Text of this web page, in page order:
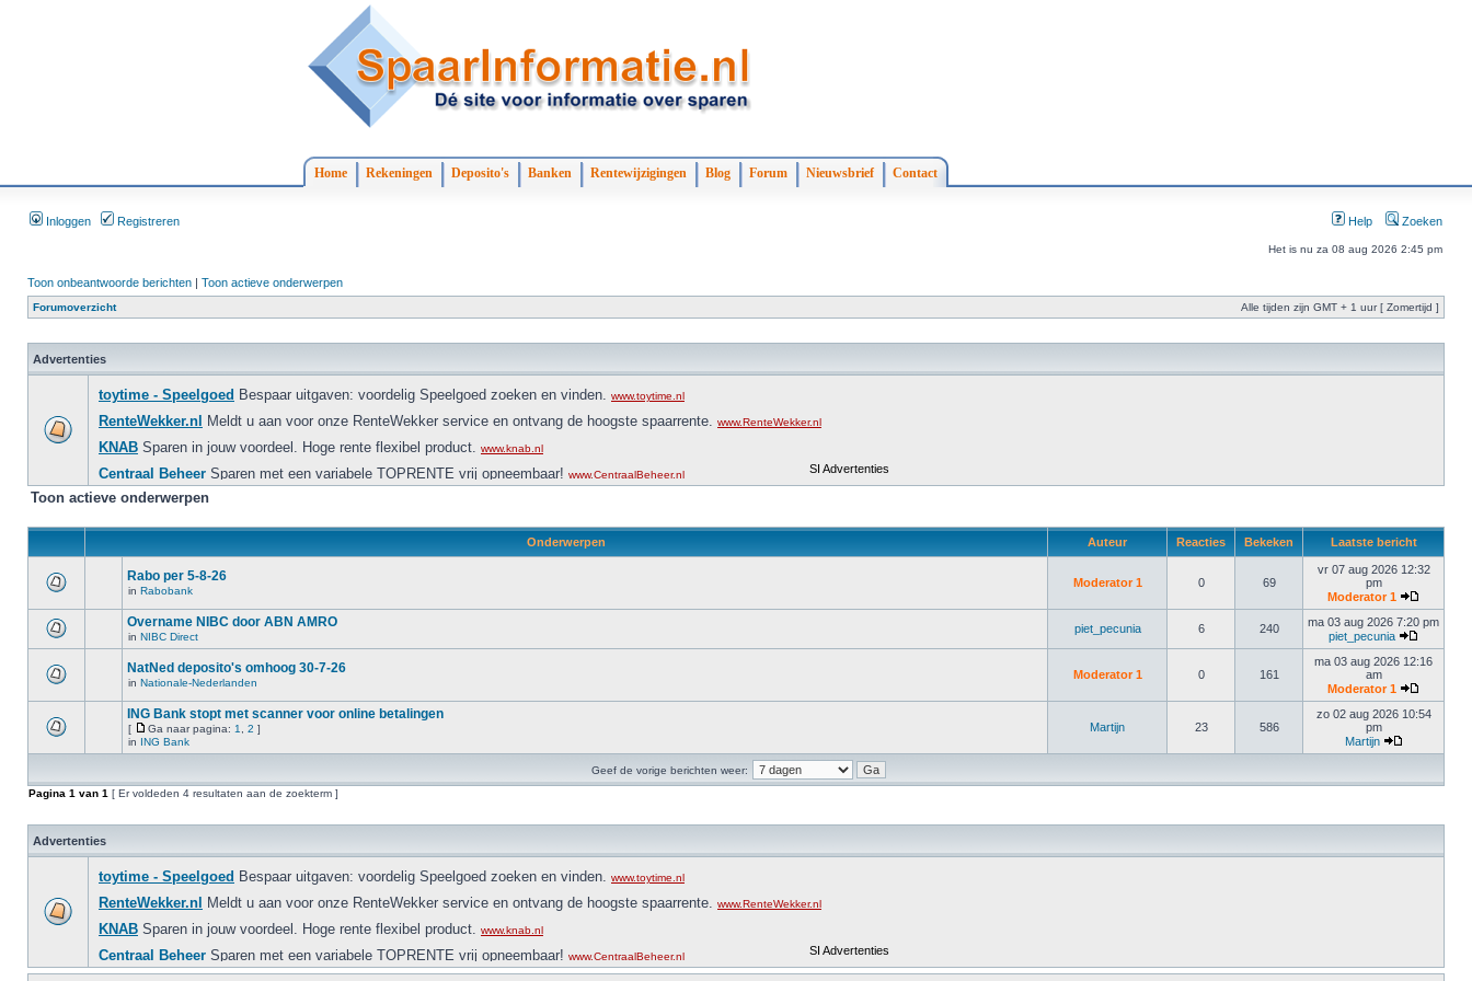
Home Rekeningen Deposito's Banken Rentewijzigingen Blog Forum Nieuwsbrief Contact
Inloggen Registreren Help Zoeken
Het is nu za 08 aug 2026 2:45 pm
Toon onbeantwoorde berichten | Toon actieve onderwerpen
Forumoverzicht Alle tijden zijn GMT + 1 uur [ Zomertijd ]
Advertenties
Toon actieve onderwerpen
Onderwerpen Auteur Reacties Bekeken Laatste bericht
Rabo per 5-8-26
in Rabobank
Moderator 1 0 69
vr 07 aug 2026 12:32
pm
Moderator 1
Overname NIBC door ABN AMRO
in NIBC Direct
piet_pecunia 6 240
ma 03 aug 2026 7:20 pm
piet_pecunia
NatNed deposito's omhoog 30-7-26
in Nationale-Nederlanden
Moderator 1 0 161
ma 03 aug 2026 12:16
am
Moderator 1
ING Bank stopt met scanner voor online betalingen
[ Ga naar pagina: 1 2 ]
in ING Bank
Martijn 23 586
zo 02 aug 2026 10:54
pm
Martijn
Geef de vorige berichten weer:
Pagina 1 van 1 [ Er voldeden 4 resultaten aan de zoekterm ]
Advertenties